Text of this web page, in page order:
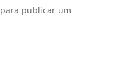
para publicar um